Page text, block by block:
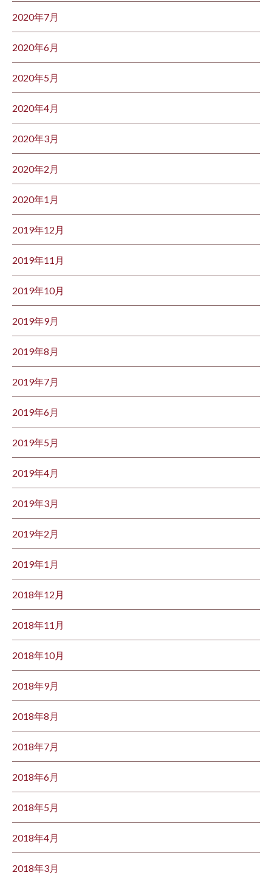
2020年7月
2020年6月
2020年5月
2020年4月
2020年3月
2020年2月
2020年1月
2019年12月
2019年11月
2019年10月
2019年9月
2019年8月
2019年7月
2019年6月
2019年5月
2019年4月
2019年3月
2019年2月
2019年1月
2018年12月
2018年11月
2018年10月
2018年9月
2018年8月
2018年7月
2018年6月
2018年5月
2018年4月
2018年3月